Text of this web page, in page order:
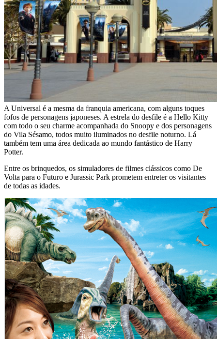
A Universal é a mesma da franquia americana, com alguns toques
fofos de personagens japoneses. A estrela do desfile é a Hello Kitty
com todo o seu charme acompanhada do Snoopy e dos personagens
do Vila Sésamo, todos muito iluminados no desfile noturno. Lá
também tem uma área dedicada ao mundo fantástico de Harry
Potter.
Entre os brinquedos, os simuladores de filmes clássicos como De
Volta para o Futuro e Jurassic Park prometem entreter os visitantes
de todas as idades.